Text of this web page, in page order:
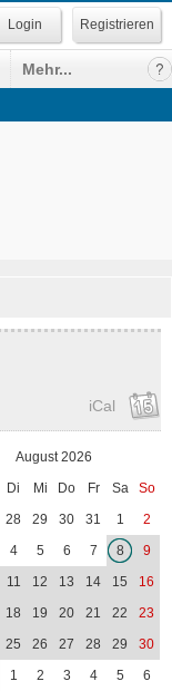
Registrieren
Mehr...
iCal
August 2026
Di Mi Do Fr Sa
So
28 29 30 31 1
2
4 5 6 7 8
9
11 12 13 14 15
16
18 19 20 21 22
23
25 26 27 28 29
30
1 2 3 4 5 6